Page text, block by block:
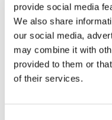
provide social media
We also share
our social media,
may combine it with
provided to them or
of their services.
PM 47.5 SP /
DETTAGLI